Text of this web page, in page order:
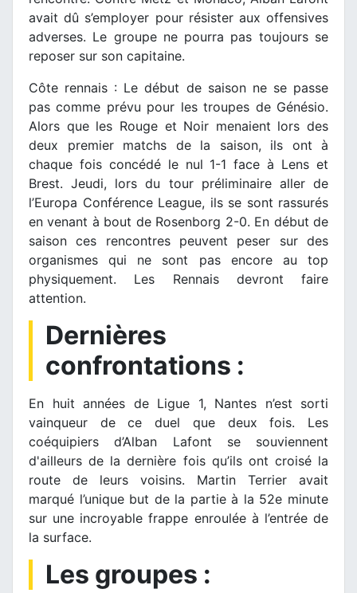
avait dû s’employer pour résister aux offensives
adverses. Le groupe ne pourra pas toujours se
reposer sur son capitaine.
Côte rennais : Le début de saison ne se passe
pas comme prévu pour les troupes de Génésio.
Alors que les Rouge et Noir menaient lors des
deux premier matchs de la saison, ils ont à
chaque fois concédé le nul 1-1 face à Lens et
Brest. Jeudi, lors du tour préliminaire aller de
l’Europa Conférence League, ils se sont rassurés
en venant à bout de Rosenborg 2-0. En début de
saison ces rencontres peuvent peser sur des
organismes qui ne sont pas encore au top
physiquement. Les Rennais devront faire
attention.
Dernières
confrontations :
En huit années de Ligue 1, Nantes n’est sorti
vainqueur de ce duel que deux fois. Les
coéquipiers d’Alban Lafont se souviennent
d'ailleurs de la dernière fois qu’ils ont croisé la
route de leurs voisins. Martin Terrier avait
marqué l’unique but de la partie à la 52e minute
sur une incroyable frappe enroulée à l’entrée de
la surface.
Les groupes :